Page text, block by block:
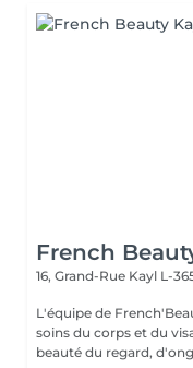
French
16, Grand-Rue Kayl L-
L'équipe de
soins du corps et du
beauté du regard,